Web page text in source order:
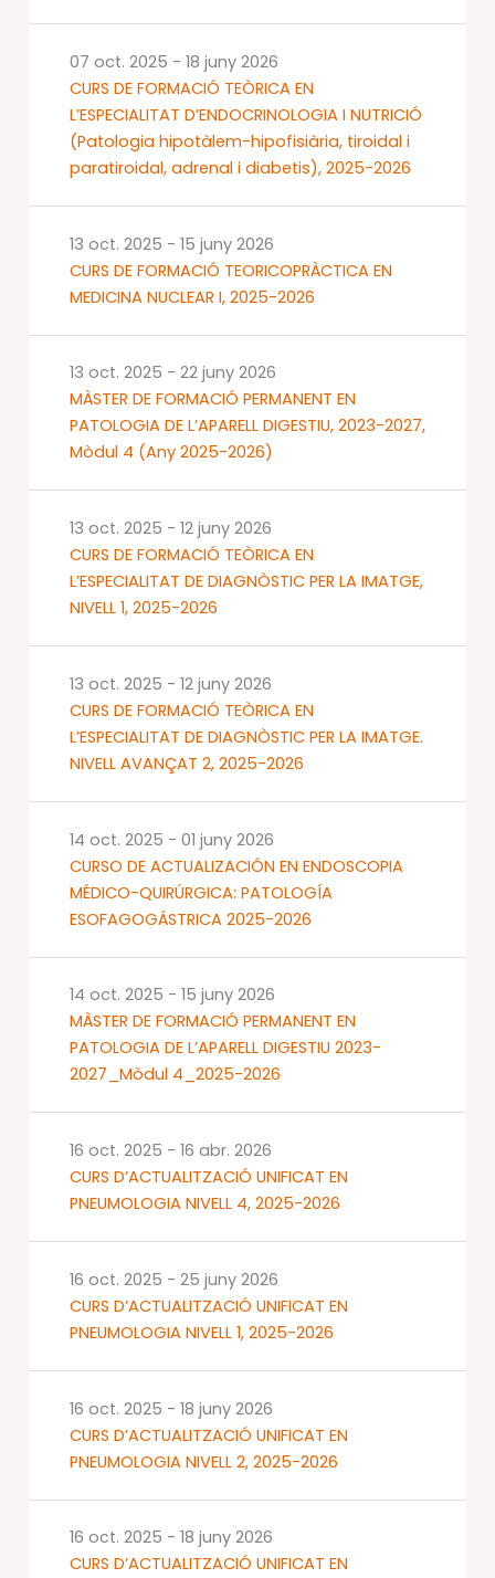
CURS DE FORMACIÓ TEÒRICA EN
L’ESPECIALITAT D’ENDOCRINOLOGIA I NUTRICIÓ
(Patologia hipotàlem-hipofisiària, tiroidal i
paratiroidal, adrenal i diabetis), 2025-2026
07 oct. 2025 - 18 juny 2026
CURS DE FORMACIÓ TEORICOPRÀCTICA EN
MEDICINA NUCLEAR I, 2025-2026
13 oct. 2025 - 15 juny 2026
MÀSTER DE FORMACIÓ PERMANENT EN
PATOLOGIA DE L’APARELL DIGESTIU, 2023-2027,
Mòdul 4 (Any 2025-2026)
13 oct. 2025 - 22 juny 2026
CURS DE FORMACIÓ TEÒRICA EN
L’ESPECIALITAT DE DIAGNÒSTIC PER LA IMATGE,
NIVELL 1, 2025-2026
13 oct. 2025 - 12 juny 2026
CURS DE FORMACIÓ TEÒRICA EN
L’ESPECIALITAT DE DIAGNÒSTIC PER LA IMATGE.
NIVELL AVANÇAT 2, 2025-2026
13 oct. 2025 - 12 juny 2026
CURSO DE ACTUALIZACIÓN EN ENDOSCOPIA
MÉDICO-QUIRÚRGICA: PATOLOGÍA
ESOFAGOGÁSTRICA 2025-2026
14 oct. 2025 - 01 juny 2026
MÀSTER DE FORMACIÓ PERMANENT EN
PATOLOGIA DE L’APARELL DIGESTIU 2023-
2027_Mòdul 4_2025-2026
14 oct. 2025 - 15 juny 2026
CURS D’ACTUALITZACIÓ UNIFICAT EN
PNEUMOLOGIA NIVELL 4, 2025-2026
16 oct. 2025 - 16 abr. 2026
CURS D’ACTUALITZACIÓ UNIFICAT EN
PNEUMOLOGIA NIVELL 1, 2025-2026
16 oct. 2025 - 25 juny 2026
CURS D’ACTUALITZACIÓ UNIFICAT EN
PNEUMOLOGIA NIVELL 2, 2025-2026
16 oct. 2025 - 18 juny 2026
CURS D’ACTUALITZACIÓ UNIFICAT EN
16 oct. 2025 - 18 juny 2026